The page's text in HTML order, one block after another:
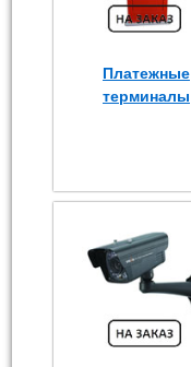
Платежные
терминалы